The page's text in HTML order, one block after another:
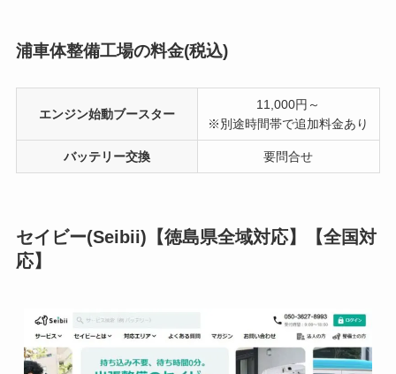
浦車体整備工場の料金(税込)
エンジン始動ブースター
11,000円～
※別途時間帯で追加料金あり
バッテリー交換 要問合せ
セイビー(Seibii)【徳島県全域対応】【全国対
応】